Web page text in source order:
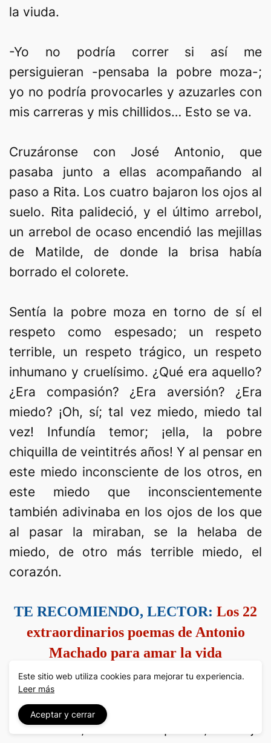
la viuda.
-Yo no podría correr si así me
persiguieran -pensaba la pobre moza-;
yo no podría provocarles y azuzarles con
mis carreras y mis chillidos… Esto se va.
Cruzáronse con José Antonio, que
pasaba junto a ellas acompañando al
paso a Rita. Los cuatro bajaron los ojos al
suelo. Rita palideció, y el último arrebol,
un arrebol de ocaso encendió las mejillas
de Matilde, de donde la brisa había
borrado el colorete.
Sentía la pobre moza en torno de sí el
respeto como espesado; un respeto
terrible, un respeto trágico, un respeto
inhumano y cruelísimo. ¿Qué era aquello?
¿Era compasión? ¿Era aversión? ¿Era
miedo? ¡Oh, sí; tal vez miedo, miedo tal
vez! Infundía temor; ¡ella, la pobre
chiquilla de veintitrés años! Y al pensar en
este miedo inconsciente de los otros, en
este miedo que inconscientemente
también adivinaba en los ojos de los que
al pasar la miraban, se la helaba de
miedo, de otro más terrible miedo, el
corazón.
TE RECOMIENDO, LECTOR: Los 22
extraordinarios poemas de Antonio
Machado para amar la vida
Así que traspuso el umbral de la solana
de su casa, entornó la puerta; se dejó
Este sitio web utiliza cookies para mejorar tu experiencia.
Leer más
Aceptar y cerrar